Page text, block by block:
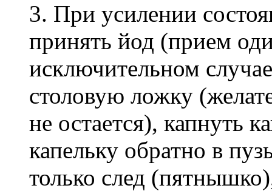
3. При усилении
принять йод (прием
исключительном
столовую ложку
не остается), капнуть
капельку обратно в
только след